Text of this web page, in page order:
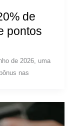
de
pontos
de 2026, uma
nas